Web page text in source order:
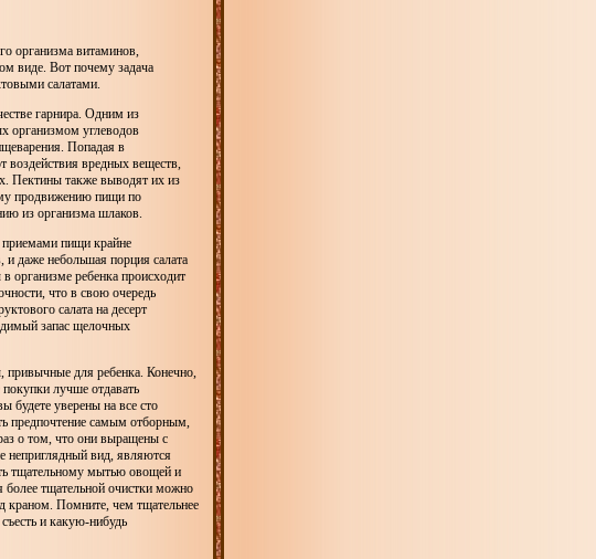
организма витаминов,
виде. Вот почему задача
салатами.
гарнира. Одним из
организмом углеводов
Попадая в
воздействия вредных веществ,
Пектины также выводят их из
продвижению пищи по
из организма шлаков.
пищи крайне
и даже небольшая порция салата
организме ребенка происходит
что в свою очередь
салата на десерт
запас щелочных
для ребенка. Конечно,
лучше отдавать
будете уверены на все сто
предпочтение самым отборным,
о том, что они выращены с
неприглядный вид, являются
тщательному мытью овощей и
тщательной очистки можно
краном. Помните, чем тщательнее
и какую-нибудь